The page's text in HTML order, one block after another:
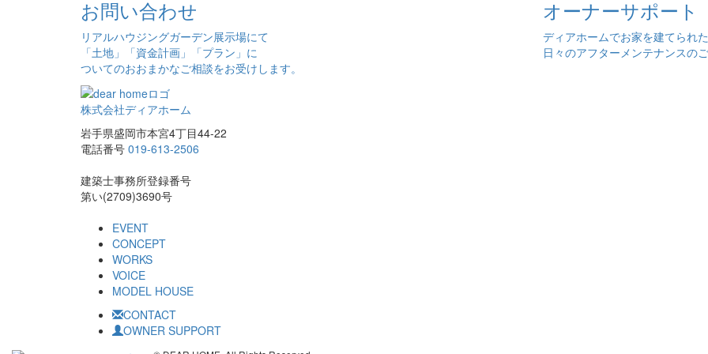
お問い合わせ
リアルハウジングガーデン展示場にて
「土地」「資金計画」「プラン」に
ついてのおおまかなご相談をお受けします。
オーナーサポート
ディアホームでお家を建てられた
日々のアフターメンテナンスの
株式会社ディアホーム
岩手県盛岡市本宮4丁目44-22
電話番号 019-613-2506
建築士事務所登録番号
第い(2709)3690号
EVENT
CONCEPT
WORKS
VOICE
MODEL HOUSE
CONTACT
OWNER SUPPORT